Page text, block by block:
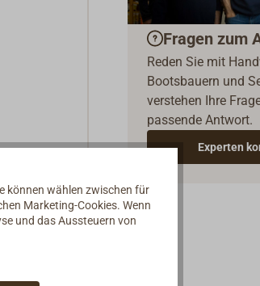
Fragen zum
Reden Sie mit
Bootsbauern und
verstehen Ihre
passende Antwort.
Experten
können wählen zwischen für
Marketing-Cookies. Wenn
und das Aussteuern von